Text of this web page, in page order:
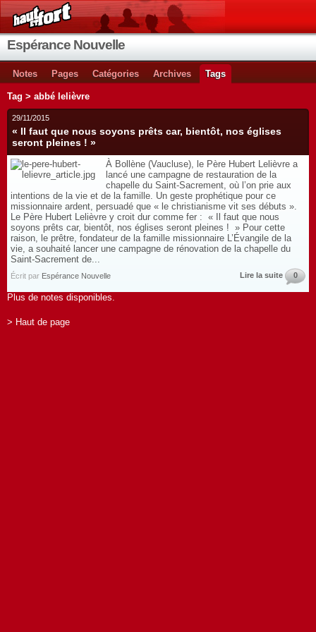
Espérance Nouvelle
Notes Pages Catégories Archives Tags
Tag > abbé lelièvre
29/11/2015
« Il faut que nous soyons prêts car, bientôt, nos églises
seront pleines ! »
À Bollène (Vaucluse), le Père Hubert Lelièvre a
lancé une campagne de restauration de la
chapelle du Saint-Sacrement, où l’on prie aux
intentions de la vie et de la famille. Un geste prophétique pour ce
missionnaire ardent, persuadé que « le christianisme vit ses débuts ».
Le Père Hubert Lelièvre y croit dur comme fer : « Il faut que nous
soyons prêts car, bientôt, nos églises seront pleines ! » Pour cette
raison, le prêtre, fondateur de la famille missionnaire L’Évangile de la
vie, a souhaité lancer une campagne de rénovation de la chapelle du
Saint-Sacrement de...
Écrit par Espérance Nouvelle Lire la suite 0
Plus de notes disponibles.
> Haut de page